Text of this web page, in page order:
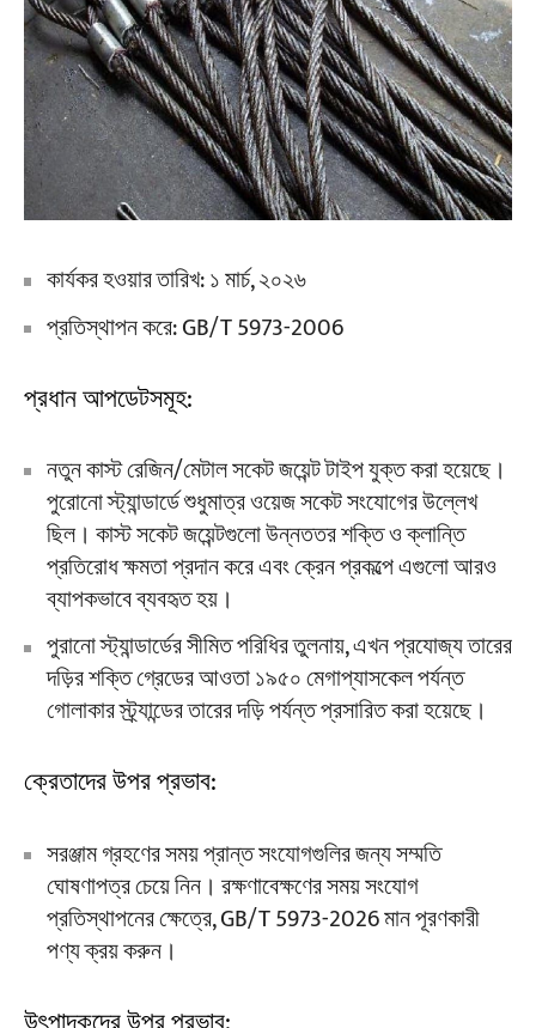
কার্যকর হওয়ার তারিখ: ১ মার্চ, ২০২৬
প্রতিস্থাপন করে: GB/T 5973-2006
প্রধান আপডেটসমূহ:
নতুন কাস্ট রেজিন/মেটাল সকেট জয়েন্ট টাইপ যুক্ত করা হয়েছে।
পুরোনো স্ট্যান্ডার্ডে শুধুমাত্র ওয়েজ সকেট সংযোগের উল্লেখ
ছিল। কাস্ট সকেট জয়েন্টগুলো উন্নততর শক্তি ও ক্লান্তি
প্রতিরোধ ক্ষমতা প্রদান করে এবং ক্রেন প্রকল্পে এগুলো আরও
ব্যাপকভাবে ব্যবহৃত হয়।
পুরানো স্ট্যান্ডার্ডের সীমিত পরিধির তুলনায়, এখন প্রযোজ্য তারের
দড়ির শক্তি গ্রেডের আওতা ১৯৫০ মেগাপ্যাসকেল পর্যন্ত
গোলাকার স্ট্র্যান্ডের তারের দড়ি পর্যন্ত প্রসারিত করা হয়েছে।
ক্রেতাদের উপর প্রভাব:
সরঞ্জাম গ্রহণের সময় প্রান্ত সংযোগগুলির জন্য সম্মতি
ঘোষণাপত্র চেয়ে নিন। রক্ষণাবেক্ষণের সময় সংযোগ
প্রতিস্থাপনের ক্ষেত্রে, GB/T 5973-2026 মান পূরণকারী
পণ্য ক্রয় করুন।